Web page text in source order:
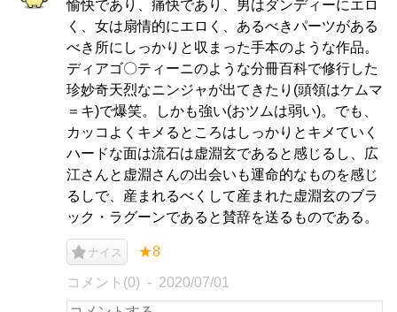
愉快であり、痛快であり、男はダンディーにエロ
く、女は扇情的にエロく、あるべきパーツがある
べき所にしっかりと収まった手本のような作品。
ディアゴ〇ティーニのような分冊百科で修行した
珍妙奇天烈なニンジャが出てきたり(頭領はケムマ
＝キ)で爆笑。しかも強い(おツムは弱い)。でも、
カッコよくキメるところはしっかりとキメていく
ハードな面は流石は虚淵玄であると感じるし、広
江さんと虚淵さんの出会いも運命的なものを感じ
るしで、産まれるべくして産まれた虚淵玄のブラ
ック・ラグーンであると賛辞を送るものである。
ナイス ★8
コメント(0) 2020/07/01